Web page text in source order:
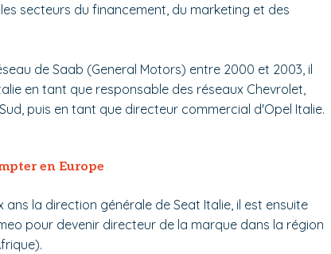
secteurs du financement, du marketing et des
de Saab (General Motors) entre 2000 et 2003, il
en tant que responsable des réseaux Chevrolet,
puis en tant que directeur commercial d'Opel Italie.
en Europe
la direction générale de Seat Italie, il est ensuite
pour devenir directeur de la marque dans la région